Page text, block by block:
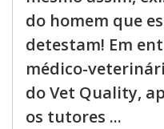
do homem que
detestam! Em
médico-
do Vet Quality,
os tutores ...